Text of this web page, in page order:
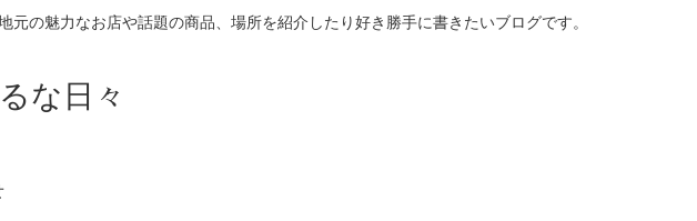
の魅力なお店や話題の商品、場所を紹介したり好き勝手に書きたいブログです。
な日々